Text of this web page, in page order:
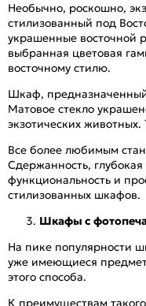
Необычно, роскошно,
стилизованный под
украшенные восточной
выбранная цветовая
восточному стилю.
Шкаф,
Матовое стекло
экзотических
Все более любимым
Сдержанность,
функциональность и
стилизованных шкафов.
Шкафы с
На пике популярности
уже имеющиеся
этого способа.
К преимуществам